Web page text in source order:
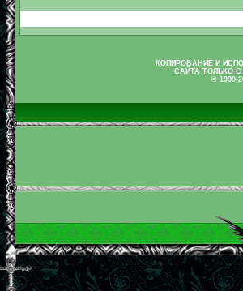
КОПИРОВАНИЕ И
САЙТА ТОЛЬКО
© 1999-